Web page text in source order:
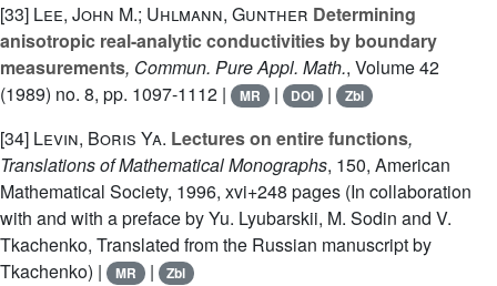
[33] Lee, John M.; Uhlmann, Gunther Determining
anisotropic real-analytic conductivities by boundary
measurements, Commun. Pure Appl. Math., Volume 42
(1989) no. 8, pp. 1097-1112 |
MR | DOI | Zbl
[34] Levin, Boris Ya. Lectures on entire functions,
Translations of Mathematical Monographs, 150, American
Mathematical Society, 1996, xvi+248 pages (In collaboration
with and with a preface by Yu. Lyubarskii, M. Sodin and V.
Tkachenko, Translated from the Russian manuscript by
Tkachenko) |
MR | Zbl